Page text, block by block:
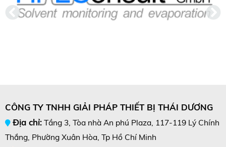
CÔNG TY TNHH GIẢI PHÁP THIẾT BỊ THÁI DƯƠNG
Địa chỉ: Tầng 3, Tòa nhà An phú Plaza, 117-119 Lý Chính
Thắng, Phường Xuân Hòa, Tp Hồ Chí Minh